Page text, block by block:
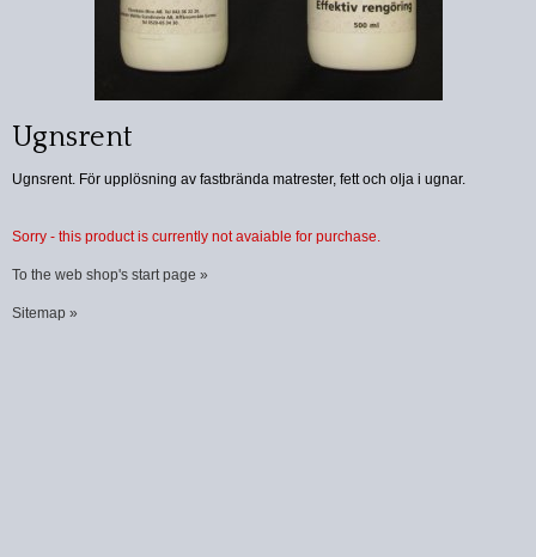
Ugnsrent
Ugnsrent. För upplösning av fastbrända matrester, fett och olja i ugnar.
Sorry - this product is currently not avaiable for purchase.
To the web shop's start page »
Sitemap »